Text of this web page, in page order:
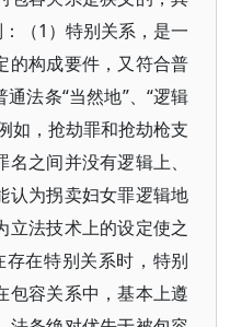
（1）特别关系，是一
的构成要件，又符合普
法条“当然地”、“逻辑
如，抢劫罪和抢劫枪支
之间并没有逻辑上、
认为拐卖妇女罪逻辑地
立法技术上的设定使之
在特别关系时，特别
包容关系中，基本上遵